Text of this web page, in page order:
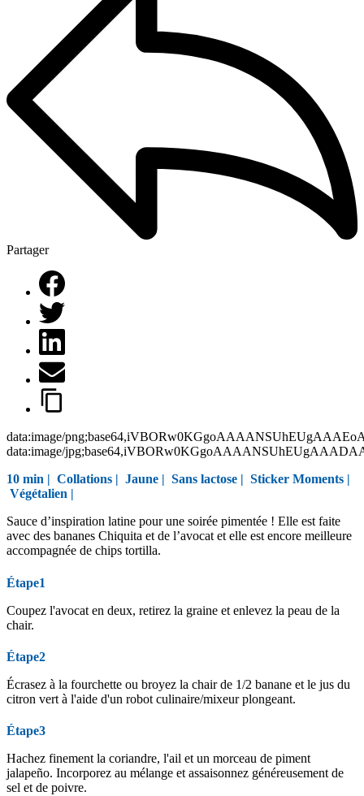
Partager
data:image/
data:image/
10 min | Collations | Jaune | Sans lactose | Sticker Moments |
Végétalien |
Sauce d’inspiration latine pour une soirée pimentée ! Elle est faite
avec des bananes Chiquita et de l’avocat et elle est encore meilleure
accompagnée de chips tortilla.
Étape1
Coupez l'avocat en deux, retirez la graine et enlevez la peau de la
chair.
Étape2
Écrasez à la fourchette ou broyez la chair de 1/2 banane et le jus du
citron vert à l'aide d'un robot culinaire/mixeur plongeant.
Étape3
Hachez finement la coriandre, l'ail et un morceau de piment
jalapeño. Incorporez au mélange et assaisonnez généreusement de
sel et de poivre.